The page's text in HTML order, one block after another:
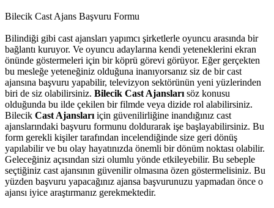
Bilecik Cast Ajans Başvuru Formu
Bilindiği gibi cast ajansları yapımcı şirketlerle oyuncu arasında bir
bağlantı kuruyor. Ve oyuncu adaylarına kendi yeteneklerini ekran
önünde göstermeleri için bir köprü görevi görüyor. Eğer gerçekten
bu mesleğe yeteneğiniz olduğuna inanıyorsanız siz de bir cast
ajansına başvuru yapabilir, televizyon sektörünün yeni yüzlerinden
biri de siz olabilirsiniz. Bilecik Cast Ajansları söz konusu
olduğunda bu ilde çekilen bir filmde veya dizide rol alabilirsiniz.
Bilecik Cast Ajansları için güvenilirliğine inandığınız cast
ajanslarındaki başvuru formunu doldurarak işe başlayabilirsiniz. Bu
form gerekli kişiler tarafından incelendiğinde size geri dönüş
yapılabilir ve bu olay hayatınızda önemli bir dönüm noktası olabilir.
Geleceğiniz açısından sizi olumlu yönde etkileyebilir. Bu sebeple
seçtiğiniz cast ajansının güvenilir olmasına özen göstermelisiniz. Bu
yüzden başvuru yapacağınız ajansa başvurunuzu yapmadan önce o
ajansı iyice araştırmanız gerekmektedir.